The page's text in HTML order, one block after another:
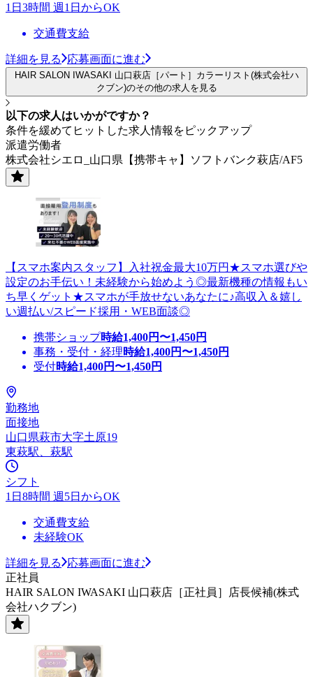
1日3時間 週1日からOK
交通費支給
詳細を見る 応募画面に進む
HAIR SALON IWASAKI 山口萩店［パート］カラーリスト(株式会社ハ
クブン)のその他の求人を見る
以下の求人はいかがですか？
条件を緩めてヒットした求人情報をピックアップ
派遣労働者
株式会社シエロ_山口県【携帯キャ】ソフトバンク萩店/AF5
【スマホ案内スタッフ】入社祝金最大10万円★スマホ選びや
設定のお手伝い！未経験から始めよう◎最新機種の情報もい
ち早くゲット★スマホが手放せないあなたに♪高収入＆嬉し
い週払い/スピード採用・WEB面談◎
携帯ショップ時給1,400円〜1,450円
事務・受付・経理時給1,400円〜1,450円
受付時給1,400円〜1,450円
勤務地
面接地
山口県萩市大字土原19
東萩駅、萩駅
シフト
1日8時間 週5日からOK
交通費支給
未経験OK
詳細を見る
応募画面に進む
正社員
HAIR SALON IWASAKI 山口萩店［正社員］店長候補(株式
会社ハクブン)